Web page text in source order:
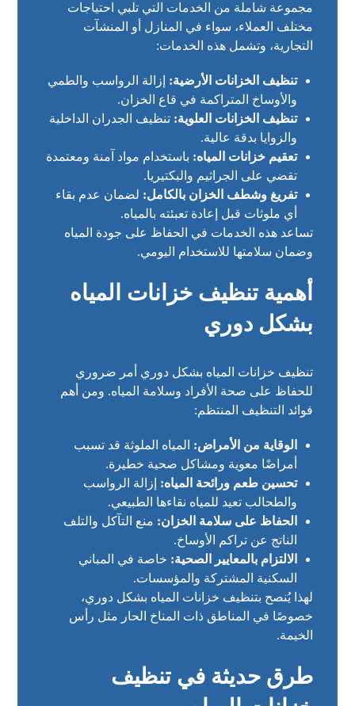
مجموعة شاملة من الخدمات التي تلبي احتياجات
مختلف العملاء، سواء في المنازل أو المنشآت
التجارية، وتشمل هذه الخدمات:
تنظيف الخزانات الأرضية: إزالة الرواسب والطمي
والأوساخ المتراكمة في قاع الخزان.
تنظيف الخزانات العلوية: تنظيف الجدران الداخلية
والزوايا بدقة عالية.
تعقيم خزانات المياه: باستخدام مواد آمنة ومعتمدة
تقضي على الجراثيم والبكتيريا.
تفريغ وشطف الخزان بالكامل: لضمان عدم بقاء
أي ملوثات قبل إعادة تعبئته بالمياه.
تساعد هذه الخدمات في الحفاظ على جودة المياه
وضمان سلامتها للاستخدام اليومي.
أهمية تنظيف خزانات المياه
بشكل دوري
تنظيف خزانات المياه بشكل دوري أمر ضروري
للحفاظ على صحة الأفراد وسلامة المياه. ومن أهم
فوائد التنظيف المنتظم:
الوقاية من الأمراض: المياه الملوثة قد تسبب
أمراضًا معوية ومشاكل صحية خطيرة.
تحسين طعم ورائحة المياه: إزالة الرواسب
والطحالب تعيد للمياه نقاءها الطبيعي.
الحفاظ على سلامة الخزان: منع التآكل والتلف
الناتج عن تراكم الأوساخ.
الالتزام بالمعايير الصحية: خاصة في المباني
السكنية المشتركة والمؤسسات.
لهذا يُنصح بتنظيف خزانات المياه بشكل دوري،
خصوصًا في المناطق ذات المناخ الحار مثل رأس
الخيمة.
طرق حديثة في تنظيف